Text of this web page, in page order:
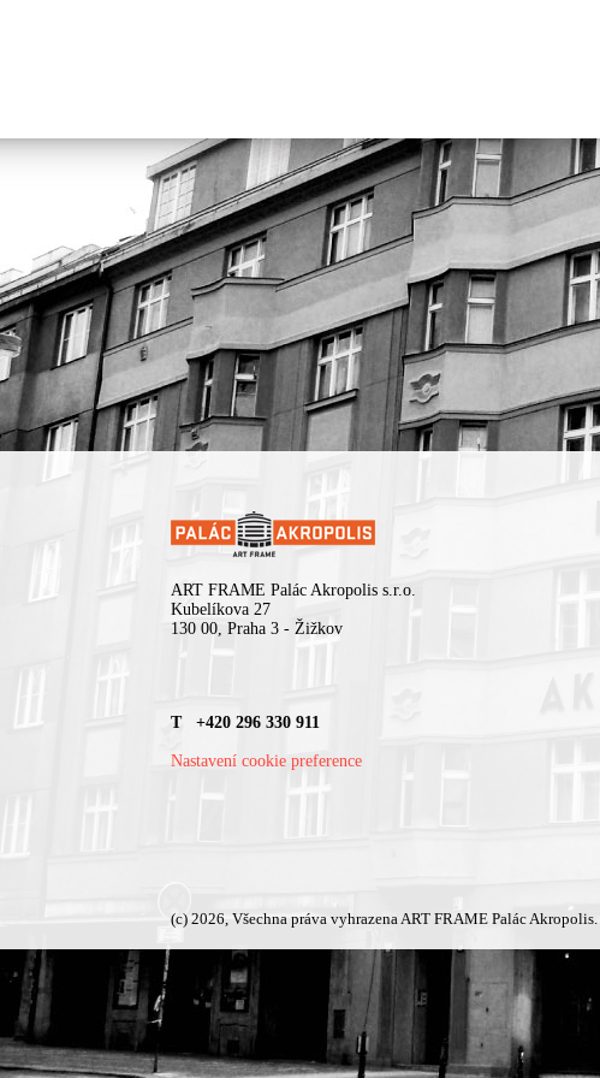
Nguyễn Kvet
(* Nové Zámky) là nghệ sĩ thị giác và nhiếp ảnh gia, tốt
nghiệp Học viện Mỹ thuật Bratislava. Trong các tác phẩm đa ngành của
mình, cô đề cập đến sự khác biệt và cộng đồng người di cư trong
bối cảnh Trung Âu hậu xã hội chủ nghĩa.
Trần Huyền Vi(* Praha) là nghệ sĩ âm nhạc, nhà thiết kế âm thanh và
nghệ sĩ biểu diễn. Tác phẩm của cô nằm ở ranh giới giữa điện tử thử
nghiệm, nghệ thuật âm thanh và biểu diễn nghi lễ. Năm 2018, cô thành
lập ban nhạc viah.
Projekt vznikl v koprodukci s Palácem Akropolis a je realizován
s finanční podporou hl. m. Prahy, Nadácie – Centrum súčasného umenia
Bratislava, Státního fondu kultury a městské části Praha 3. Partnery
projektu jsou CO.LABS a Rezi.dance v lese.
Dự án được thực hiện với sự hợp tác sản xuất cùng Palác Akropolis và
được triển khai với sự hỗ trợ tài chính của Thành phố Praha, Quỹ –
Trung tâm Nghệ thuật đương đại Bratislava, Quỹ Văn hóa Nhà nước và
quận Praha 3. Các đối tác dự án là CO.LABS và Rezi.dance v lese.
ART FRAME Palác Akropolis s.r.o.
Kubelíkova 27
130 00, Praha 3 - Žižkov
T +420 296 330 911
Nastavení cookie preference
(c) 2026, Všechna práva vyhrazena ART FRAME Palác Akropolis.